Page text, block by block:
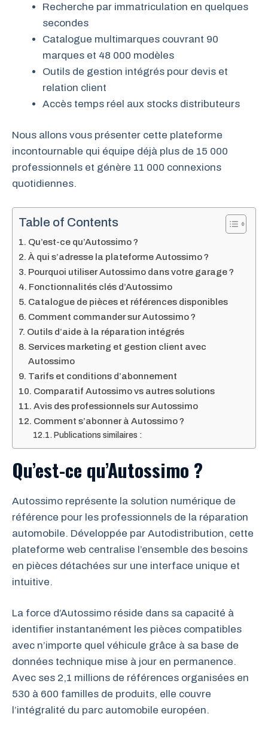
Recherche par immatriculation en quelques
secondes
Catalogue multimarques couvrant 90
marques et 48 000 modèles
Outils de gestion intégrés pour devis et
relation client
Accès temps réel aux stocks distributeurs
Nous allons vous présenter cette plateforme
incontournable qui équipe déjà plus de 15 000
professionnels et génère 11 000 connexions
quotidiennes.
Table of Contents
Qu’est-ce qu’Autossimo ?
À qui s’adresse la plateforme Autossimo ?
Pourquoi utiliser Autossimo dans votre garage ?
Fonctionnalités clés d’Autossimo
Catalogue de pièces et références disponibles
Comment commander sur Autossimo ?
Outils d’aide à la réparation intégrés
Services marketing et gestion client avec
Autossimo
Tarifs et conditions d’abonnement
Comparatif Autossimo vs autres solutions
Avis des professionnels sur Autossimo
Comment s’abonner à Autossimo ?
Publications similaires :
Qu’est-ce qu’Autossimo ?
Autossimo représente la solution numérique de
référence pour les professionnels de la réparation
automobile. Développée par Autodistribution, cette
plateforme web centralise l’ensemble des besoins
en pièces détachées sur une interface unique et
intuitive.
La force d’Autossimo réside dans sa capacité à
identifier instantanément les pièces compatibles
avec n’importe quel véhicule grâce à sa base de
données technique mise à jour en permanence.
Avec ses 2,1 millions de références organisées en
530 à 600 familles de produits, elle couvre
l’intégralité du parc automobile européen.